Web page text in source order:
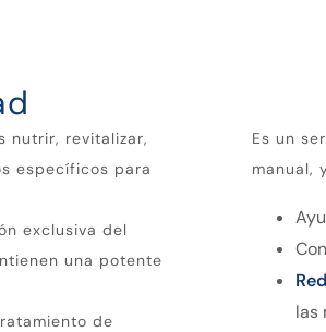
nutrir, revitalizar,
específicos para
exclusiva del
una potente
de
Es un
manual,
las